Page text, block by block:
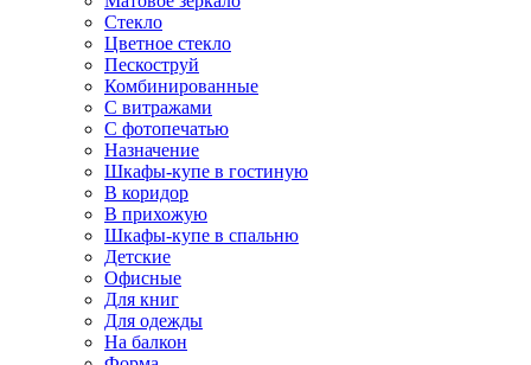
Стекло
Цветное стекло
Пескоструй
Комбинированные
С витражами
С фотопечатью
Назначение
Шкафы-купе в гостиную
В коридор
В прихожую
Шкафы-купе в спальню
Детские
Офисные
Для книг
Для одежды
На балкон